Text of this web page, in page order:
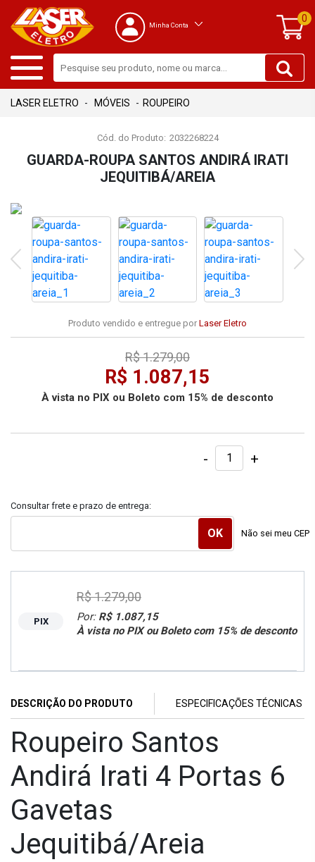
Minha Conta
0
MÓVEIS ROUPEIRO
Cód. do Produto: 2032268224
GUARDA-ROUPA SANTOS ANDIRÁ IRATI
JEQUITIBÁ/AREIA
Produto vendido e entregue por Laser Eletro
R$ 1.087,15
À vista no PIX ou Boleto com 15% de desconto
R$ 1.279,00
- +
Consultar frete e prazo de entrega:
Não sei meu CEP
PIX Por: R$ 1.087,15
À vista no PIX ou Boleto com 15% de desconto
R$ 1.279,00
DESCRIÇÃO DO PRODUTO ESPECIFICAÇÕES TÉCNICAS
Roupeiro Santos
Andirá Irati 4 Portas 6
Gavetas
Jequitibá/Areia